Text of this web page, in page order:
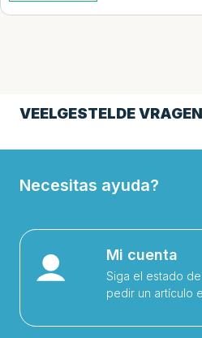
VEELGESTELDE VRAGEN
Necesitas ayuda?
Mi cuenta
Siga el estado
pedir un artículo